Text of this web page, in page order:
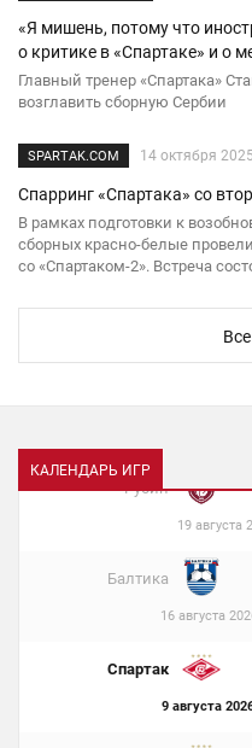
«Я мишень, потому что
о критике в «Спартаке» и о
Главный тренер «Спартака»
возглавить сборную Сербии
SPARTAK.COM 14 октября 2025
Спарринг «Спартака» со
В рамках подготовки к
сборных красно-белые
со «Спартаком-2». Встреча
КАЛЕНДАРЬ ИГР
Спартак
13 сентября
6 сентября
Спартак
2 сентября
Спартак
30 августа
Рубин
19 августа
Балтика
16 августа
Спартак
9 августа